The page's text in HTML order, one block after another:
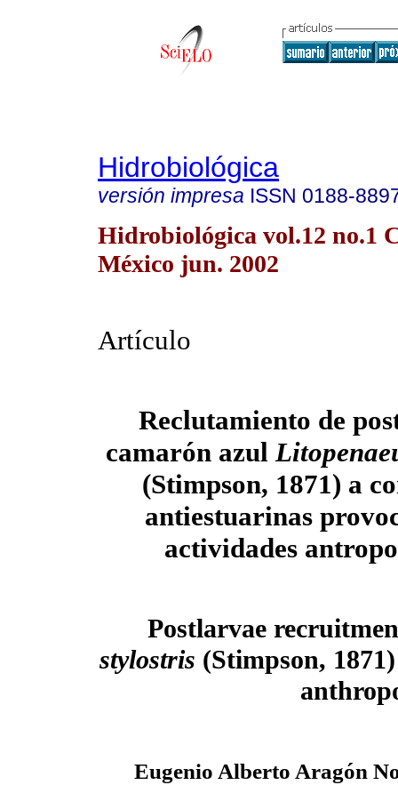
Hidrobiológica
versión impresa ISSN 0188-
Hidrobiológica vol.12 no.1
México jun. 2002
Artículo
Reclutamiento de
camarón azul
(Stimpson, 1871) a
antiestuarinas
actividades
Postlarvae
stylostris (Stimpson,
Eugenio Alberto Aragón